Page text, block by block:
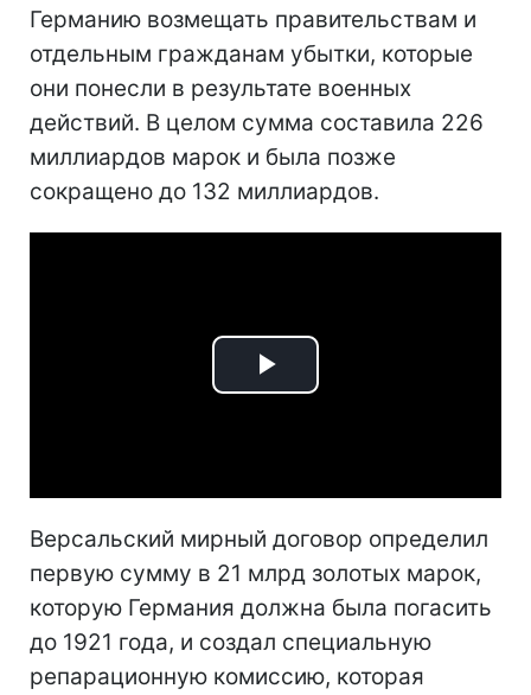
Германию возмещать правительствам и
отдельным гражданам убытки, которые
они понесли в результате военных
действий. В целом сумма составила 226
миллиардов марок и была позже
сокращено до 132 миллиардов.
Play
Версальский мирный договор определил
первую сумму в 21 млрд золотых марок,
которую Германия должна была погасить
до 1921 года, и создал специальную
репарационную комиссию, которая